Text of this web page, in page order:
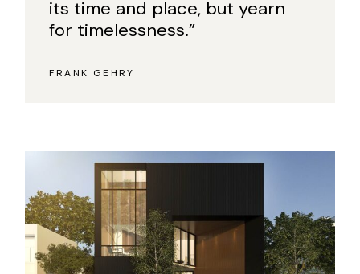
its time and place, but yearn
for timelessness.”
FRANK GEHRY